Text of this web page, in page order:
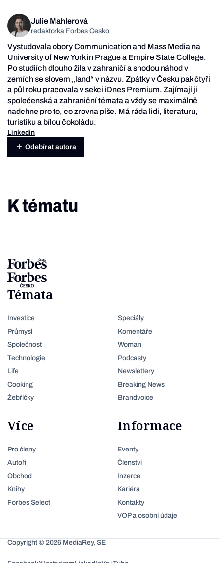
Julie Mahlerová
redaktorka Forbes Česko
Vystudovala obory Communication and Mass Media na
University of New York in Prague a Empire State College.
Po studiích dlouho žila v zahraničí a shodou náhod v
zemích se slovem „land“ v názvu. Zpátky v Česku pak čtyři
a půl roku pracovala v sekci iDnes Premium. Zajímají ji
společenská a zahraniční témata a vždy se maximálně
nadchne pro to, co zrovna píše. Má ráda lidi, literaturu,
turistiku a bílou čokoládu.
Linkedin
Odebírat autora
K tématu
Témata
Investice
Průmysl
Společnost
Technologie
Life
Cooking
Žebříčky
Speciály
Komentáře
Woman
Podcasty
Newslettery
Breaking News
Brandvoice
Více
Pro členy
Autoři
Obchod
Knihy
Forbes Select
Informace
Eventy
Členství
Inzerce
Kariéra
Kontakty
VOP a osobní údaje
Copyright © 2026 MediaRey, SE